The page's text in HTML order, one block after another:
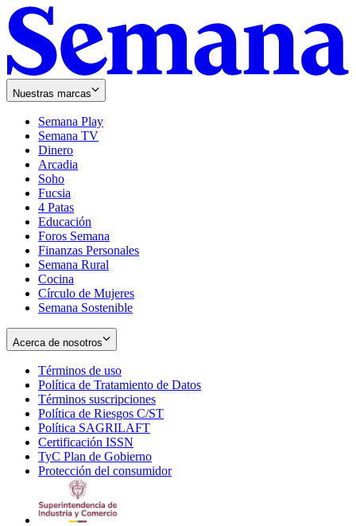
Nuestras marcas
Semana Play
Semana TV
Dinero
Arcadia
Soho
in
new
window
Fucsia
in
new
window
4 Patas
Educación
Foros Semana
Finanzas Personales
Semana Rural
Cocina
Círculo de Mujeres
Semana Sostenible
Acerca de nosotros
Términos de uso
in
new
window
Política de Tratamiento de Datos
Términos suscripciones
in
Política de Riesgos C/ST
Política SAGRILAFT
new
window
Certificación ISSN
in
new
TyC Plan de Gobierno
in
Protección del consumidorOpens